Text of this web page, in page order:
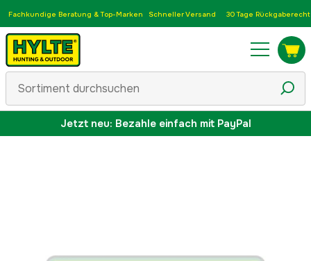
Fachkundige Beratung & Top-Marken Schneller Versand 30 Tage Rückgaberecht
Jetzt neu: Bezahle einfach mit PayPal